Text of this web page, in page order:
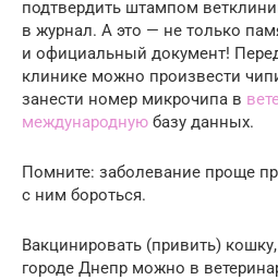
подтвердить штампом
в журнал. А это — не только
и официальный документ!
клинике можно произвести
занести номер микрочипа в
международную базу данных.
Помните: заболевание проще
с ним бороться.
Вакцинировать (привить)
городе Днепр можно в